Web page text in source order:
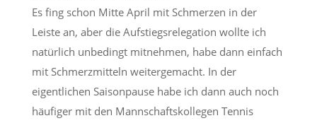
Es fing schon Mitte April mit Schmerzen in der
Leiste an, aber die Aufstiegsrelegation wollte ich
natürlich unbedingt mitnehmen, habe dann einfach
mit Schmerzmitteln weitergemacht. In der
eigentlichen Saisonpause habe ich dann auch noch
häufiger mit den Mannschaftskollegen Tennis